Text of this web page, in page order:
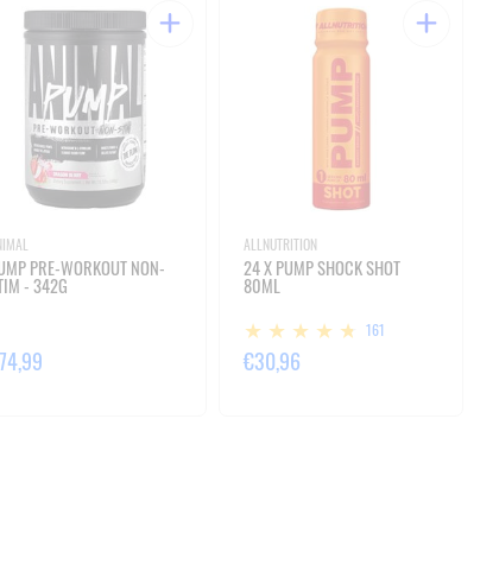
PRE-WORKOUT NON-
- 342G
ALLNUTRITION
24 X PUMP SHOCK SHOT
80ML
161
€30,96